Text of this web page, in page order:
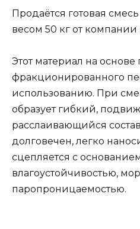
Продаётся готовая
весом 50 кг от
Этот материал на
фракционированного
использованию. При
образует гибкий,
расслаивающийся
долговечен, легко
сцепляется с
влагоустойчивостью,
паропроницаемостью.